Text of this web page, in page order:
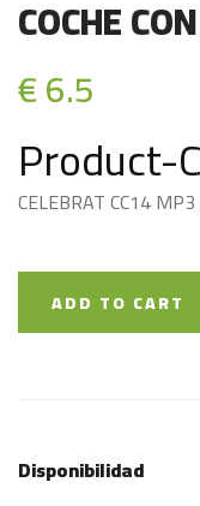
COCHE
€ 6.5
Product-
CELEBRAT CC14
ADD TO CART
Disponibilidad